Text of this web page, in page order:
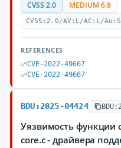
CVSS 2.0 MEDIUM 6.8
CVSS:2.0/AV:L/AC:L/
REFERENCES
CVE-2022-49667
CVE-2022-49667
BDU:2025-04424
Уязвимость функции
core.c - драйвера